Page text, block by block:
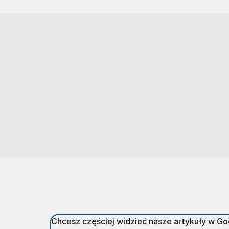
Chcesz częściej widzieć nasze artykuły w